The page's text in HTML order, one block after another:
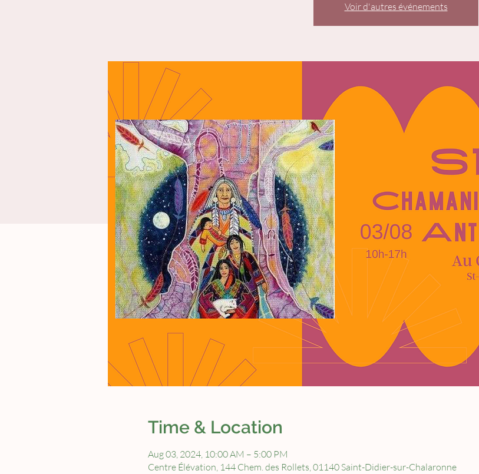
Voir d'autres événements
Time & Location
Aug 03, 2024, 10:00 AM – 5:00 PM
Centre Élévation, 144 Chem. des Rollets, 01140 Saint-Didier-sur-Chalaronne